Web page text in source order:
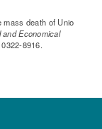
mass death of Unio
and Economical
8916.